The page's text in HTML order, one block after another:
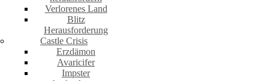
Verlorenes Land
Blitz
Herausforderung
Castle Crisis
Erzdämon
Avaricifer
Impster